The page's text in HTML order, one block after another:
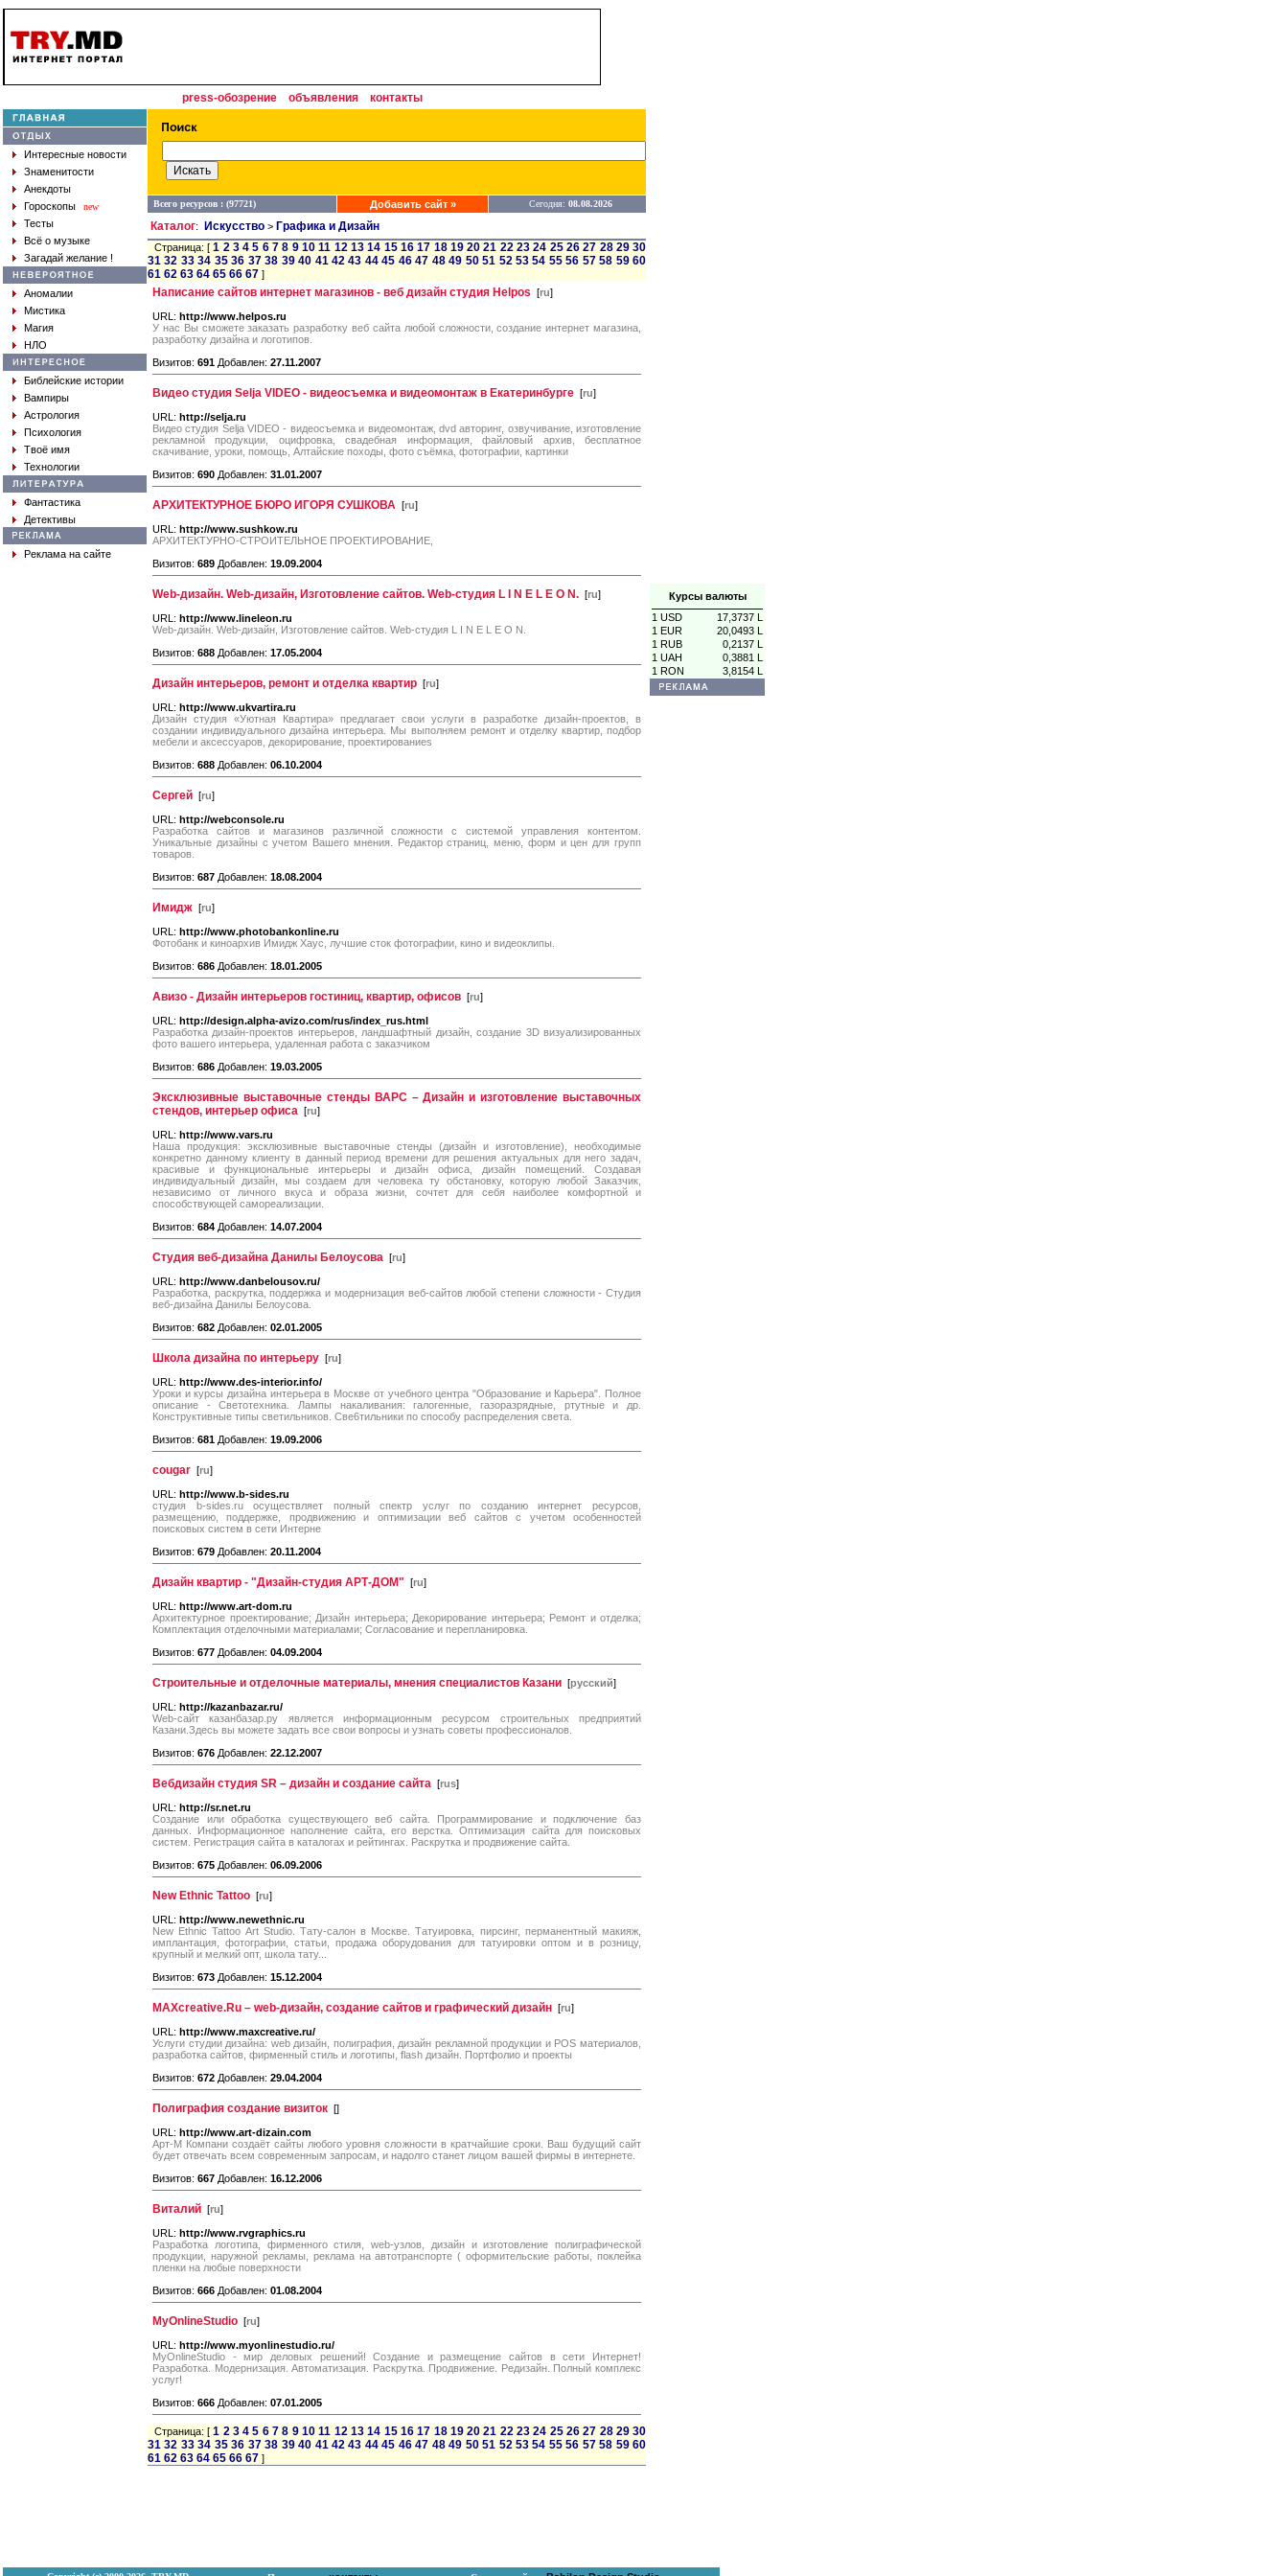
Курсы валюты
1 USD
17,3737 L
1 EUR
20,0493 L
1 RUB
0,2137 L
1 UAH
0,3881 L
1 RON
3,8154 L
press-обозрение объявления контакты
Интересные новости
Знаменитости
Анекдоты
Гороскопы
new
Тесты
Всё о музыке
Загадай желание !
Аномалии
Мистика
Магия
НЛО
Библейские истории
Вампиры
Астрология
Психология
Твоё имя
Технологии
Фантастика
Детективы
Реклама на сайте
Всего ресурсов : (97721) Добавить сайт » Сегодня: 08.08.2026
Каталог: Искусство > Графика и Дизайн
Страница: [1 2 3 4 5 6 7 8 9 10 11 12 13 14 15 16 17 18 19 20 21 22 23 24 25 26 27 28 29 30
31 32 33 34 35 36 37 38 39 40 41 42 43 44 45 46 47 48 49 50 51 52 53 54 55 56 57 58 59 60
61 62 63 64 65 66 67 ]
Написание сайтов интернет магазинов - веб дизайн студия Helpos [ru]
URL: http://www.helpos.ru
У нас Вы сможете заказать разработку веб сайта любой сложности, создание интернет магазина,
разработку дизайна и логотипов.
Визитов: 691 Добавлен: 27.11.2007
Видео студия Selja VIDEO - видеосъемка и видеомонтаж в Екатеринбурге [ru]
URL: http://selja.ru
Видео студия Selja VIDEO - видеосъемка и видеомонтаж, dvd авторинг, озвучивание, изготовление
рекламной продукции, оцифровка, свадебная информация, файловый архив, бесплатное
скачивание, уроки, помощь, Алтайские походы, фото съёмка, фотографии, картинки
Визитов: 690 Добавлен: 31.01.2007
АРХИТЕКТУРНОЕ БЮРО ИГОРЯ СУШКОВА [ru]
URL: http://www.sushkow.ru
АРХИТЕКТУРНО-СТРОИТЕЛЬНОЕ ПРОЕКТИРОВАНИЕ,
Визитов: 689 Добавлен: 19.09.2004
Web-дизайн. Web-дизайн, Изготовление сайтов. Web-студия L I N E L E O N. [ru]
URL: http://www.lineleon.ru
Web-дизайн. Web-дизайн, Изготовление сайтов. Web-студия L I N E L E O N.
Визитов: 688 Добавлен: 17.05.2004
Дизайн интерьеров, ремонт и отделка квартир [ru]
URL: http://www.ukvartira.ru
Дизайн студия «Уютная Квартира» предлагает свои услуги в разработке дизайн-проектов, в
создании индивидуального дизайна интерьера. Мы выполняем ремонт и отделку квартир, подбор
мебели и аксессуаров, декорирование, проектированиеs
Визитов: 688 Добавлен: 06.10.2004
Сергей [ru]
URL: http://webconsole.ru
Разработка сайтов и магазинов различной сложности с системой управления контентом.
Уникальные дизайны с учетом Вашего мнения. Редактор страниц, меню, форм и цен для групп
товаров.
Визитов: 687 Добавлен: 18.08.2004
Имидж [ru]
URL: http://www.photobankonline.ru
Фотобанк и киноархив Имидж Хаус, лучшие сток фотографии, кино и видеоклипы.
Визитов: 686 Добавлен: 18.01.2005
Авизо - Дизайн интерьеров гостиниц, квартир, офисов [ru]
URL: http://design.alpha-avizo.com/rus/index_rus.html
Разработка дизайн-проектов интерьеров, ландшафтный дизайн, создание 3D визуализированных
фото вашего интерьера, удаленная работа с заказчиком
Визитов: 686 Добавлен: 19.03.2005
Эксклюзивные выставочные стенды ВАРС – Дизайн и изготовление выставочных
стендов, интерьер офиса [ru]
URL: http://www.vars.ru
Наша продукция: эксклюзивные выставочные стенды (дизайн и изготовление), необходимые
конкретно данному клиенту в данный период времени для решения актуальных для него задач,
красивые и функциональные интерьеры и дизайн офиса, дизайн помещений. Создавая
индивидуальный дизайн, мы создаем для человека ту обстановку, которую любой Заказчик,
независимо от личного вкуса и образа жизни, сочтет для себя наиболее комфортной и
способствующей самореализации.
Визитов: 684 Добавлен: 14.07.2004
Студия веб-дизайна Данилы Белоусова [ru]
URL: http://www.danbelousov.ru/
Разработка, раскрутка, поддержка и модернизация веб-сайтов любой степени сложности - Студия
веб-дизайна Данилы Белоусова.
Визитов: 682 Добавлен: 02.01.2005
Школа дизайна по интерьеру [ru]
URL: http://www.des-interior.info/
Уроки и курсы дизайна интерьера в Москве от учебного центра "Образование и Карьера". Полное
описание - Светотехника. Лампы накаливания: галогенные, газоразрядные, ртутные и др.
Конструктивные типы светильников. Све6тильники по способу распределения света.
Визитов: 681 Добавлен: 19.09.2006
cougar [ru]
URL: http://www.b-sides.ru
студия b-sides.ru осуществляет полный спектр услуг по созданию интернет ресурсов,
размещению, поддержке, продвижению и оптимизации веб сайтов с учетом особенностей
поисковых систем в сети Интерне
Визитов: 679 Добавлен: 20.11.2004
Дизайн квартир - "Дизайн-студия АРТ-ДОМ" [ru]
URL: http://www.art-dom.ru
Архитектурное проектирование; Дизайн интерьера; Декорирование интерьера; Ремонт и отделка;
Комплектация отделочными материалами; Согласование и перепланировка.
Визитов: 677 Добавлен: 04.09.2004
Строительные и отделочные материалы, мнения специалистов Казани [русский]
URL: http://kazanbazar.ru/
Web-сайт казанбазар.ру является информационным ресурсом строительных предприятий
Казани.Здесь вы можете задать все свои вопросы и узнать советы профессионалов.
Визитов: 676 Добавлен: 22.12.2007
Вебдизайн студия SR – дизайн и создание сайта [rus]
URL: http://sr.net.ru
Создание или обработка существующего веб сайта. Программирование и подключение баз
данных. Информационное наполнение сайта, его верстка. Оптимизация сайта для поисковых
систем. Регистрация сайта в каталогах и рейтингах. Раскрутка и продвижение сайта.
Визитов: 675 Добавлен: 06.09.2006
New Ethnic Tattoo [ru]
URL: http://www.newethnic.ru
New Ethnic Tattoo Art Studio. Тату-салон в Москве. Татуировка, пирсинг, перманентный макияж,
имплантация, фотографии, статьи, продажа оборудования для татуировки оптом и в розницу,
крупный и мелкий опт, школа тату...
Визитов: 673 Добавлен: 15.12.2004
MAXcreative.Ru – web-дизайн, создание сайтов и графический дизайн [ru]
URL: http://www.maxcreative.ru/
Услуги студии дизайна: web дизайн, полиграфия, дизайн рекламной продукции и POS материалов,
разработка сайтов, фирменный стиль и логотипы, flash дизайн. Портфолио и проекты
Визитов: 672 Добавлен: 29.04.2004
Полиграфия создание визиток []
URL: http://www.art-dizain.com
Арт-М Компани создаёт сайты любого уровня сложности в кратчайшие сроки. Ваш будущий сайт
будет отвечать всем современным запросам, и надолго станет лицом вашей фирмы в интернете.
Визитов: 667 Добавлен: 16.12.2006
Виталий [ru]
URL: http://www.rvgraphics.ru
Разработка логотипа, фирменного стиля, web-узлов, дизайн и изготовление полиграфической
продукции, наружной рекламы, реклама на автотранспорте ( оформительские работы, поклейка
пленки на любые поверхности
Визитов: 666 Добавлен: 01.08.2004
MyOnlineStudio [ru]
URL: http://www.myonlinestudio.ru/
MyOnlineStudio - мир деловых решений! Создание и размещение сайтов в сети Интернет!
Разработка. Модернизация. Автоматизация. Раскрутка. Продвижение. Редизайн. Полный комплекс
услуг!
Визитов: 666 Добавлен: 07.01.2005
Страница: [1 2 3 4 5 6 7 8 9 10 11 12 13 14 15 16 17 18 19 20 21 22 23 24 25 26 27 28 29 30
31 32 33 34 35 36 37 38 39 40 41 42 43 44 45 46 47 48 49 50 51 52 53 54 55 56 57 58 59 60
61 62 63 64 65 66 67 ]